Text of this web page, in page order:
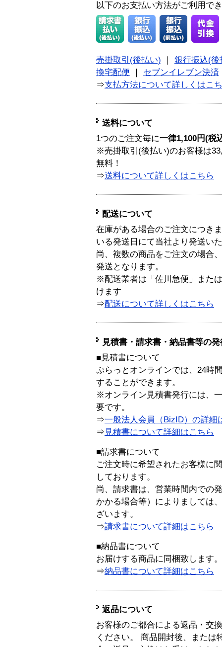
以下のお支払い方法がご利用で
売掛取引(後払い)
銀行振込(後
換宅配便
セブンイレブン決済
⇒支払方法について詳しくはこ
送料について
1つのご注文毎に一律1,100円(税
※売掛取引(後払い)のお客様は
無料！
⇒送料について詳しくはこちら
配送について
在庫がある場合のご注文につき
いる発送日にて当社より発送い
尚、複数の商品をご注文の場合
発送となります。
※配送業者は「佐川急便」また
けます
⇒配送について詳しくはこちら
見積書・請求書・納品書等の
■見積書について
ぷらっとオンラインでは、24時
することができます。
※オンライン見積書発行には、
要です。
⇒一般法人会員（BizID）の詳細
⇒ 見積書について詳細はこちら
■請求書について
ご注文時に希望されたお客様に
しております。
尚、請求書は、営業時間内での
かかる場合等）によりましては
ざいます。
⇒請求書について詳細はこちら
■納品書について
お届けする商品に同梱致します。
⇒納品書について詳細はこちら
返品について
お客様のご都合による返品・交
ください。 商品開封後、または